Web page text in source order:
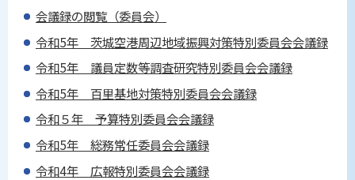
会議録の閲覧（委員会）
令和5年 茨城空港周辺地域振興対策特別委員会会議録
令和5年 議員定数等調査研究特別委員会会議録
令和5年 百里基地対策特別委員会会議録
令和５年 予算特別委員会会議録
令和5年 総務常任委員会会議録
令和4年 広報特別委員会会議録